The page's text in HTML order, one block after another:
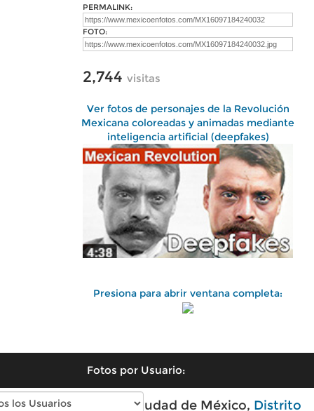
PERMALINK:
FOTO:
2,744 visitas
Ver fotos de personajes de la Revolución
Mexicana coloreadas y animadas mediante
inteligencia artificial (deepfakes)
Presiona para abrir ventana completa:
Fotos por Usuario:
Fotos antiguas de Ciudad de México, Distrito